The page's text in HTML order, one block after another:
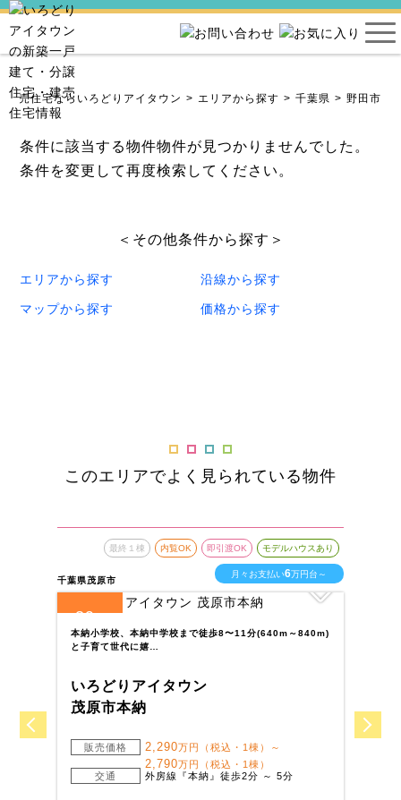
建売住宅ならいろどりアイタウン エリアから探す 千葉県 野田市
条件に該当する物件物件が見つかりませんでした。
条件を変更して再度検索してください。
＜その他条件から探す＞
エリアから探す 沿線から探す
マップから探す 価格から探す
このエリアでよく見られている物件
千葉県茂原市
最終１棟 内覧OK 即引渡OK モデルハウスあり
月々お支払い6万円台～
39
本納小学校、本納中学校まで徒歩8〜11分(640m～840m)
と子育て世代に嬉…
いろどりアイタウン
茂原市本納
販売価格 2,290万円（税込・1棟）～
2,790万円（税込・1棟）
交通
外房線『本納』徒歩2分 ～ 5分